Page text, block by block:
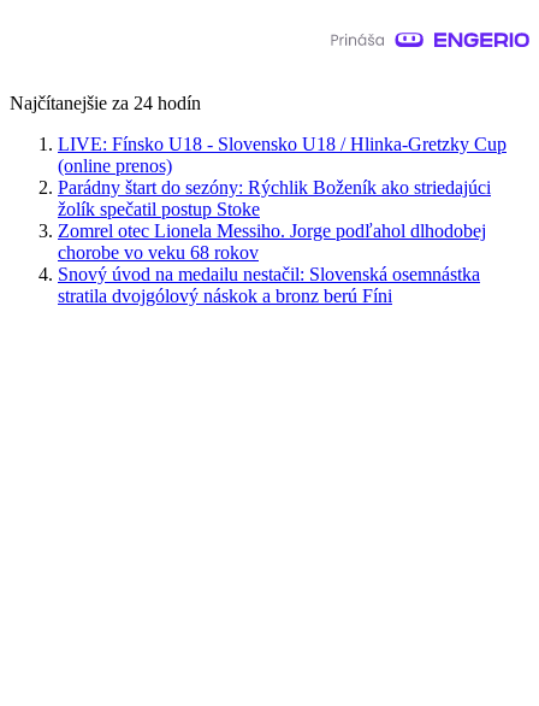
Najčítanejšie za 24 hodín
LIVE: Fínsko U18 - Slovensko U18 / Hlinka-Gretzky Cup
(online prenos)
Parádny štart do sezóny: Rýchlik Boženík ako striedajúci
žolík spečatil postup Stoke
Zomrel otec Lionela Messiho. Jorge podľahol dlhodobej
chorobe vo veku 68 rokov
Snový úvod na medailu nestačil: Slovenská osemnástka
stratila dvojgólový náskok a bronz berú Fíni